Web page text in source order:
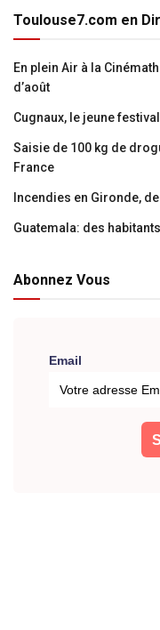
Toulouse7.com en
En plein Air à la
d’août
Cugnaux, le jeune
Saisie de 100 kg de
France
Incendies en Gironde,
Guatemala: des
Abonnez Vous
Email